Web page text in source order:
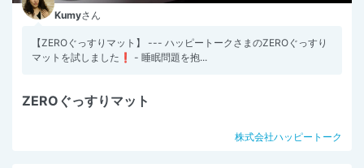
Kumyさん
【ZEROぐっすりマット】 --- ハッピートークさまのZEROぐっすり
マットを試しました❗ - 睡眠問題を抱...
ZEROぐっすりマット
株式会社ハッピートーク